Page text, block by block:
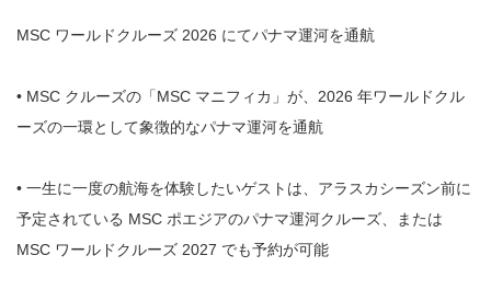
MSC ワールドクルーズ 2026 にてパナマ運河を通航
• MSC クルーズの「MSC マニフィカ」が、2026 年ワールドクル
ーズの一環として象徴的なパナマ運河を通航
• 一生に一度の航海を体験したいゲストは、アラスカシーズン前に
予定されている MSC ポエジアのパナマ運河クルーズ、または
MSC ワールドクルーズ 2027 でも予約が可能